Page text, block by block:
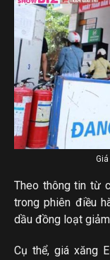
Theo thông tin từ
trong phiên điều
dầu đồng loạt
Cụ thể, giá xăng